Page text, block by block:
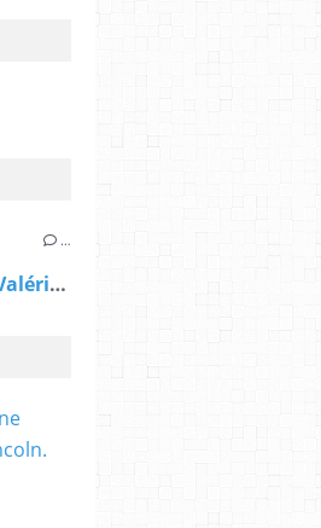
…
François, Ségo, Valérie, Julie et les autres